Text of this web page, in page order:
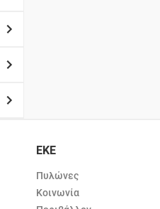
ΕΚΕ
Πυλώνες
Κοινωνία